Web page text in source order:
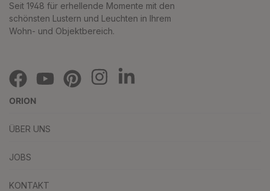
Seit 1948 für erhellende Momente mit den
schönsten Lustern und Leuchten in Ihrem
Wohn- und Objektbereich.
ORION
ÜBER UNS
JOBS
KONTAKT